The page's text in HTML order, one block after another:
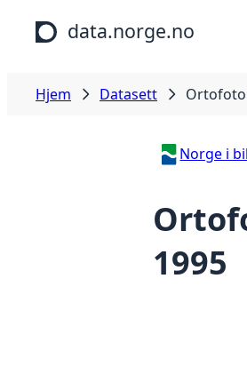
Hopp til hovedinnhold
data.norge.no
Hjem Datasett Ortofoto
Norge i
1995